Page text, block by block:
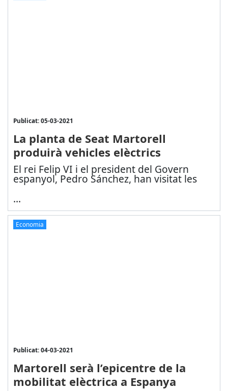
Publicat: 05-03-2021
La planta de Seat Martorell
produirà vehicles elèctrics
El rei Felip VI i el president del Govern
espanyol, Pedro Sánchez, han visitat les
...
Economia
Publicat: 04-03-2021
Martorell serà l’epicentre de la
mobilitat elèctrica a Espanya